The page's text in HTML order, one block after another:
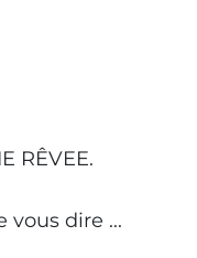
RÊVEE.
vous dire ...